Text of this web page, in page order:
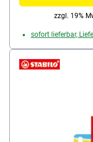
zzgl. 19%
sofort lieferbar,